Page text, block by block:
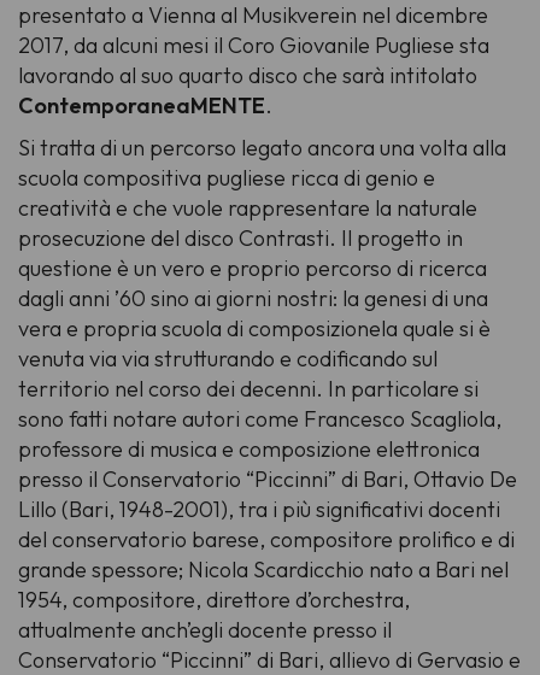
presentato a Vienna al Musikverein nel dicembre
2017, da alcuni mesi il Coro Giovanile Pugliese sta
lavorando al suo quarto disco che sarà intitolato
ContemporaneaMENTE.
Si tratta di un percorso legato ancora una volta alla
scuola compositiva pugliese ricca di genio e
creatività e che vuole rappresentare la naturale
prosecuzione del disco Contrasti. Il progetto in
questione è un vero e proprio percorso di ricerca
dagli anni ’60 sino ai giorni nostri: la genesi di una
vera e propria scuola di composizionela quale si è
venuta via via strutturando e codificando sul
territorio nel corso dei decenni. In particolare si
sono fatti notare autori come Francesco Scagliola,
professore di musica e composizione elettronica
presso il Conservatorio “Piccinni” di Bari, Ottavio De
Lillo (Bari, 1948-2001), tra i più significativi docenti
del conservatorio barese, compositore prolifico e di
grande spessore; Nicola Scardicchio nato a Bari nel
1954, compositore, direttore d’orchestra,
attualmente anch’egli docente presso il
Conservatorio “Piccinni” di Bari, allievo di Gervasio e